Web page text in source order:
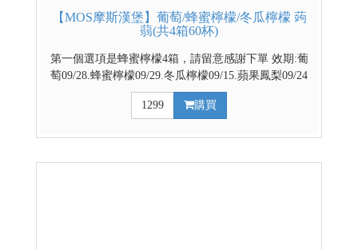
【MOS摩斯漢堡】葡萄/蜂蜜檸檬/冬瓜檸檬 蒟
蒻(共4箱60杯)
第一個選項是蜂蜜檸檬4箱，請留意感謝下單 效期:葡
萄09/28.蜂蜜檸檬09/29.冬瓜檸檬09/15.蘋果鳳梨09/24
官方網路商城 部分優惠與門市不同步，請依賣場實際
公告優惠為主 台灣代表著名水果 餐後解膩好幫手 越
1299 購買